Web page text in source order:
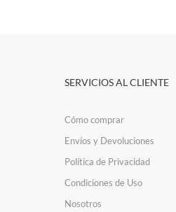
SERVICIOS AL CLIENTE
Cómo comprar
Envíos y Devoluciones
Política de Privacidad
Condiciones de Uso
Nosotros